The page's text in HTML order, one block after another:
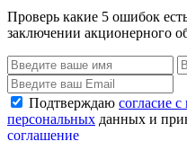
Проверь какие 5 ошибок
заключении акционерного
Подтверждаю согласие
персональных данных и
соглашение